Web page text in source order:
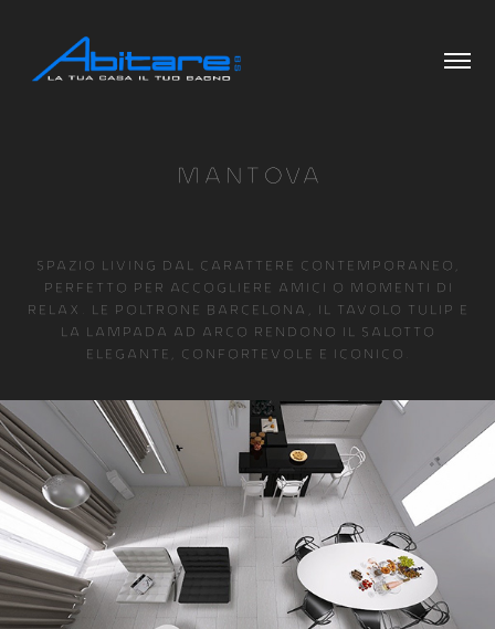
MANTOVA
Spazio living dal carattere contemporaneo,
perfetto per accogliere amici o momenti di
relax. Le poltrone Barcelona, il tavolo Tulip e
la lampada ad arco rendono il salotto
elegante, confortevole e iconico.